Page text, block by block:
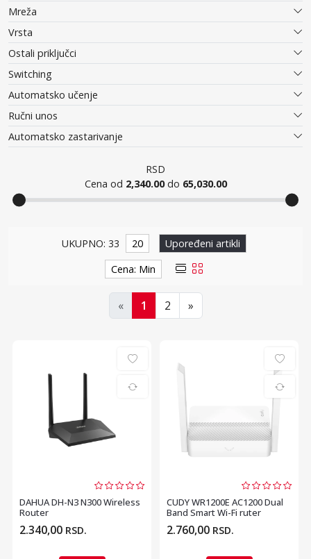
Mreža
Vrsta
Ostali priključci
Switching
Automatsko učenje
Ručni unos
Automatsko zastarivanje
RSD
Cena od 2,340.00do 65,030.00
Ruteri i ekstenderi
UKUPNO: 33 20
Upoređeni artikli
Cena: Min
« 1 2 »
DAHUA DH-N3 N300 Wireless
Router
2.340,00 RSD.
CUDY WR1200E AC1200 Dual
Band Smart Wi-Fi ruter
2.760,00 RSD.